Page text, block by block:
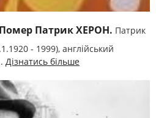
Помер Патрик ХЕРОН. Патрик
- 1999), англійський
Дізнатись більше